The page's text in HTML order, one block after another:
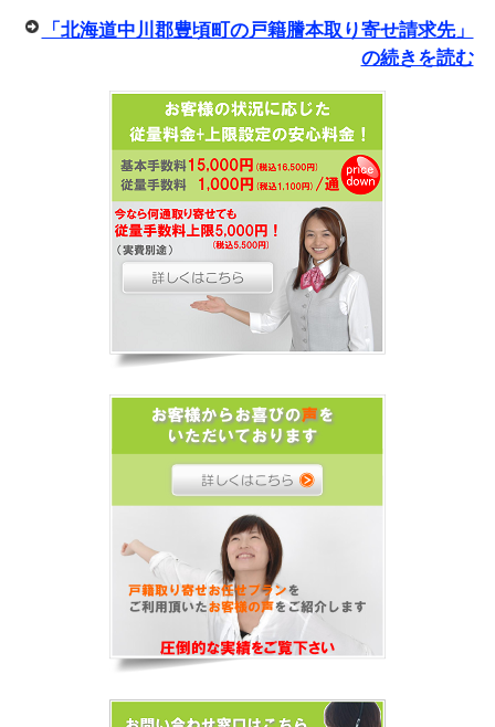
「北海道中川郡豊頃町の戸籍謄本取り寄せ請求先」
の続きを読む